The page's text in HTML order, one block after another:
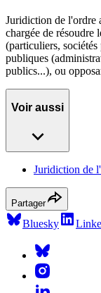
Juridiction de l'ordre
chargée de résoudre
(particuliers, sociétés
publiques
publics...), ou
Voir aussi
Juridiction de
Partager
Bluesky